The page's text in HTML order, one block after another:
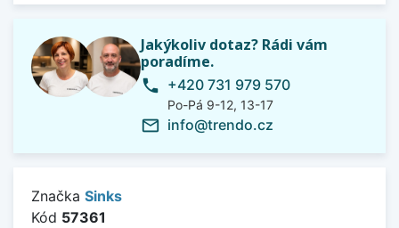
Jakýkoliv dotaz? Rádi vám
poradíme.
phone +420 731 979 570
Po-Pá 9-12, 13-17
mail_outline info@trendo.cz
Značka Sinks
Kód 57361